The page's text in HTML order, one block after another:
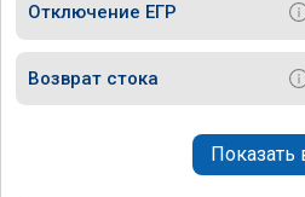
Отключение ЕГР
Возврат стока
Показать